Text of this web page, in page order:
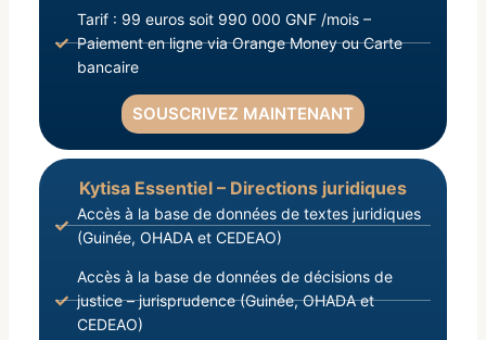
Tarif : 99 euros soit 990 000 GNF /mois –
Paiement en ligne via Orange Money ou Carte
bancaire
SOUSCRIVEZ MAINTENANT
Kytisa Essentiel – Directions juridiques
Accès à la base de données de textes juridiques
(Guinée, OHADA et CEDEAO)
Accès à la base de données de décisions de
justice – jurisprudence (Guinée, OHADA et
CEDEAO)